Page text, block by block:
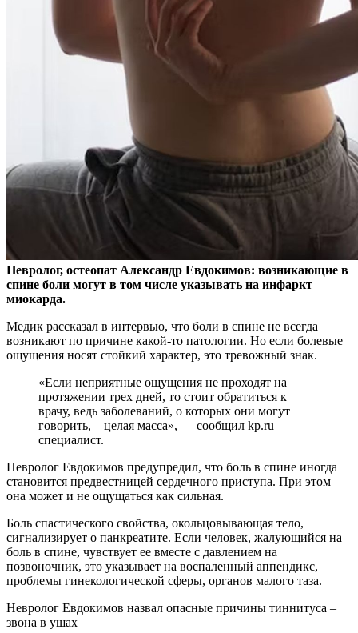
Невролог, остеопат Александр Евдокимов: возникающие в
спине боли могут в том числе указывать на инфаркт
миокарда.
Медик рассказал в интервью, что боли в спине не всегда
возникают по причине какой-то патологии. Но если болевые
ощущения носят стойкий характер, это тревожный знак.
«Если неприятные ощущения не проходят на
протяжении трех дней, то стоит обратиться к
врачу, ведь заболеваний, о которых они могут
говорить, – целая масса», — сообщил kp.ru
специалист.
Невролог Евдокимов предупредил, что боль в спине иногда
становится предвестницей сердечного приступа. При этом
она может и не ощущаться как сильная.
Боль спастического свойства, окольцовывающая тело,
сигнализирует о панкреатите. Если человек, жалующийся на
боль в спине, чувствует ее вместе с давлением на
позвоночник, это указывает на воспаленный аппендикс,
проблемы гинекологической сферы, органов малого таза.
Невролог Евдокимов назвал опасные причины тиннитуса –
звона в ушах